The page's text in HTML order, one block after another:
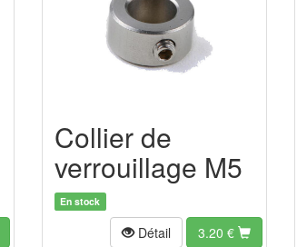
Collier de
verrouillage M5
En stock
Détail 3.20 €